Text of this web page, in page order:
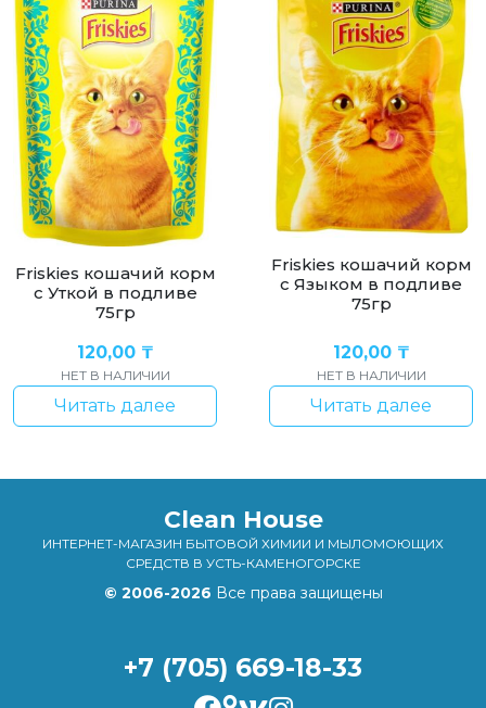
Friskies кошачий корм
с Уткой в подливе
75гр
120,00 ₸
НЕТ В НАЛИЧИИ
Читать далее
Friskies кошачий корм
с Языком в подливе
75гр
120,00 ₸
НЕТ В НАЛИЧИИ
Читать далее
Clean House
ИНТЕРНЕТ-МАГАЗИН БЫТОВОЙ ХИМИИ И МЫЛОМОЮЩИХ
СРЕДСТВ В УСТЬ-КАМЕНОГОРСКЕ
© 2006-2026 Все права защищены
+7 (705) 669-18-33